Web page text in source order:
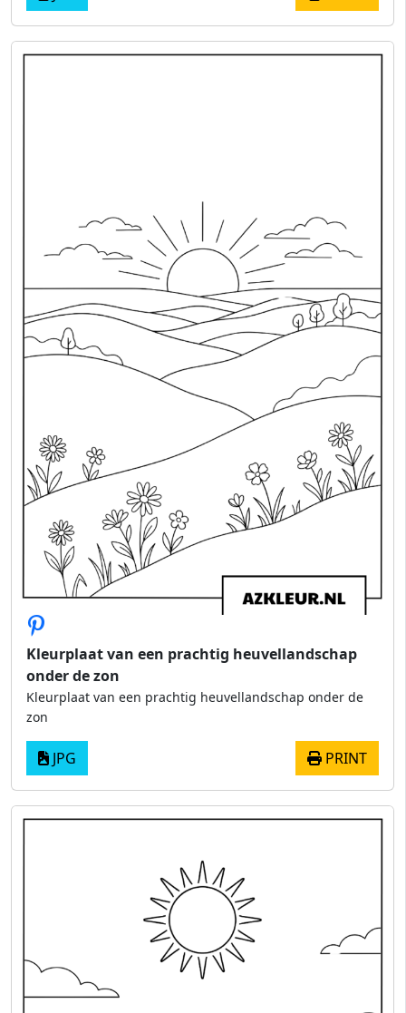
Kleurplaat van een prachtig heuvellandschap
onder de zon
Kleurplaat van een prachtig heuvellandschap onder de
zon
JPG PRINT